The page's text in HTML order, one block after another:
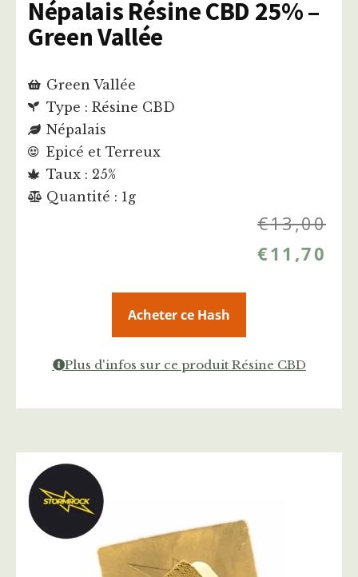
Népalais Résine CBD 25% –
Green Vallée
Green Vallée
Type : Résine CBD
Népalais
Epicé et Terreux
Taux : 25%
Quantité : 1g
€13,00
€11,70
Acheter ce Hash
Plus d'infos sur ce produit Résine CBD